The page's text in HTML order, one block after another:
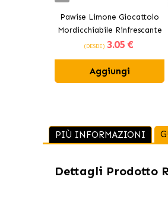
Pawise Limone Giocattolo
Mordicchiabile Rinfrescante
per Cani 12 cm
(DESDE) 3.05 €
Aggiungi
PIÙ INFORMAZIONI
Dettagli Prodotto